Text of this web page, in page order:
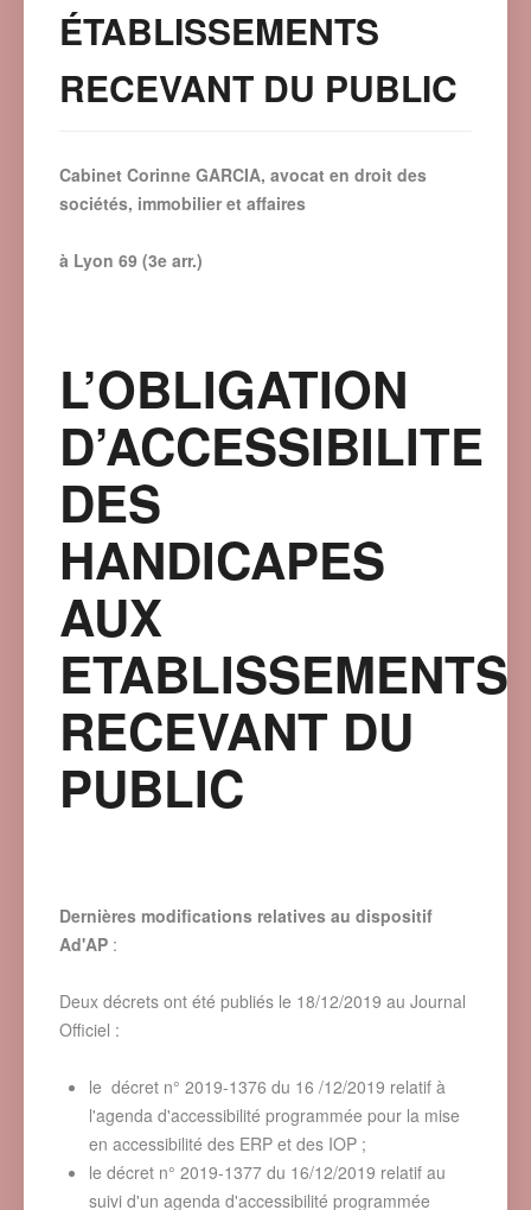
ÉTABLISSEMENTS
RECEVANT DU PUBLIC
Cabinet Corinne GARCIA, avocat en droit des
sociétés, immobilier et affaires
à Lyon 69 (3e arr.)
L’OBLIGATION
D’ACCESSIBILITE
DES
HANDICAPES
AUX
ETABLISSEMENTS
RECEVANT DU
PUBLIC
Dernières modifications relatives au dispositif
Ad'AP :
Deux décrets ont été publiés le 18/12/2019 au Journal
Officiel :
le décret n° 2019-1376 du 16 /12/2019 relatif à
l'agenda d'accessibilité programmée pour la mise
en accessibilité des ERP et des IOP ;
le décret n° 2019-1377 du 16/12/2019 relatif au
suivi d'un agenda d'accessibilité programmée